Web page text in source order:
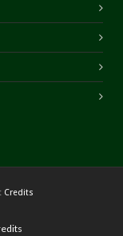
Credits